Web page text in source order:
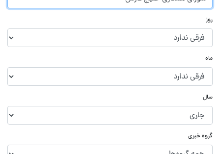
روز
ماه
سال
گروه خبری